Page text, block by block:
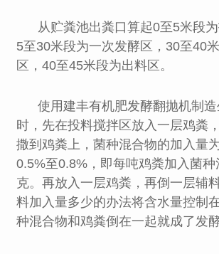
从贮粪池出粪口算起0至5米段为
5至30米段为一次发酵区，30至40
区，40至45米段为出料区。
使用建丰有机肥发酵翻抛机制
时，先在投料搅拌区放入一层鸡粪
撒到鸡粪上，菌种混合物的加入量
0.5%至0.8%，即每吨鸡粪加入菌
克。再放入一层鸡粪，再倒一层辅
料加入量多少的办法将含水量控制
种混合物和鸡粪倒在一起就成了发酵